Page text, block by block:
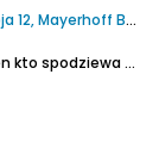
Rumunia, Timişoara, Strada Gheorghe Doja 12, Mayerhoff Brauerei
Pomimo szumnej nazwy zawiedzie się ten kto spodziewa się znaleźć tu browar. To po prostu nieduża knajpka w narożu starej stylowej kamienicy w odległości kilku minut jazdy tramwajem (3 przystanki) z głównego dworca kolejowego Timişoara Nord.